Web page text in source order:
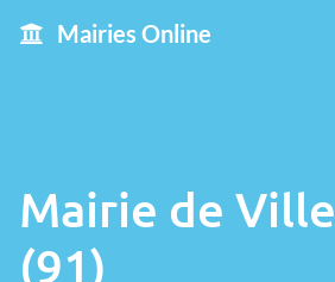
Mairies Online
Mairie de
(91)